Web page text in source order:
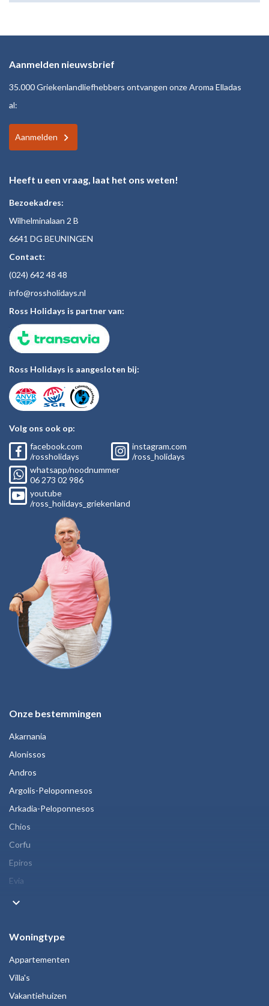
Aanmelden nieuwsbrief
35.000 Griekenlandliefhebbers ontvangen onze Aroma Elladas
al:
Aanmelden
Heeft u een vraag, laat het ons weten!
Bezoekadres:
Wilhelminalaan 2 B
6641 DG BEUNINGEN
Contact:
(024) 642 48 48
info@rossholidays.nl
Ross Holidays is partner van:
Ross Holidays is aangesloten bij:
Volg ons ook op:
facebook.com
/rossholidays
instagram.com
/ross_holidays
whatsapp/noodnummer
06 273 02 986
youtube
/ross_holidays_griekenland
Onze bestemmingen
Akarnania
Alonissos
Andros
Argolis-Peloponnesos
Arkadia-Peloponnesos
Chios
Corfu
Epiros
Evia
keyboard_arrow_down
Woningtype
Appartementen
Villa's
Vakantiehuizen